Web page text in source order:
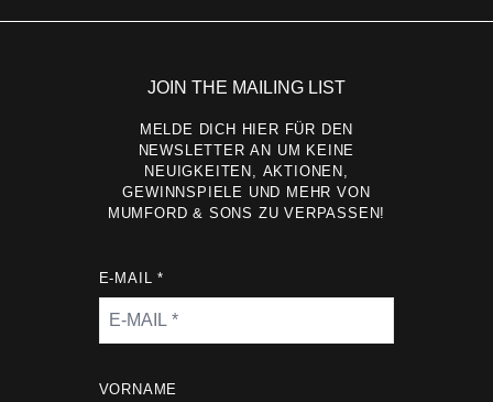
JOIN THE MAILING LIST
MELDE DICH HIER FÜR DEN
NEWSLETTER AN UM KEINE
NEUIGKEITEN, AKTIONEN,
GEWINNSPIELE UND MEHR VON
MUMFORD & SONS ZU VERPASSEN!
E-MAIL *
VORNAME